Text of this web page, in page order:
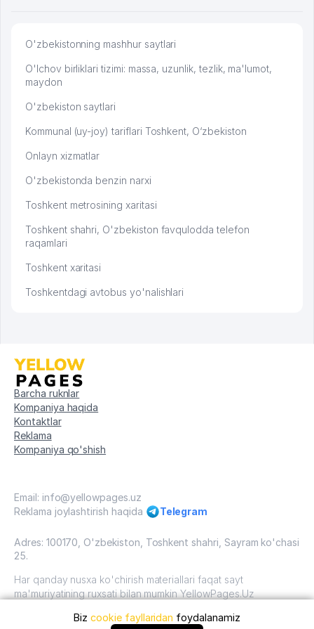
O'zbekistonning mashhur saytlari
O'lchov birliklari tizimi: massa, uzunlik, tezlik, ma'lumot,
maydon
O'zbekiston saytlari
Kommunal (uy-joy) tariflari Toshkent, O‘zbekiston
Onlayn xizmatlar
O'zbekistonda benzin narxi
Toshkent metrosining xaritasi
Toshkent shahri, O'zbekiston favqulodda telefon
raqamlari
Toshkent xaritasi
Toshkentdagi avtobus yo'nalishlari
Barcha ruknlar
Kompaniya haqida
Kontaktlar
Reklama
Kompaniya qo'shish
Email: info@yellowpages.uz
Reklama joylashtirish haqida
Telegram
Adres: 100170, O'zbekiston, Toshkent shahri, Sayram ko'chasi
25.
Har qanday nusxa ko'chirish materiallari faqat sayt
ma'muriyatining ruxsati bilan mumkin YellowPages.Uz
O'zbekiston, 2009 - 2026 / O'zbekiston "sariq
Bizcookie fayllaridan foydalanamiz